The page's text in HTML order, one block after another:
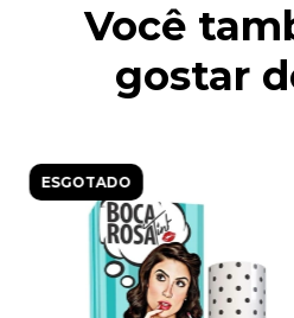
Você
gostar
ESGOTADO